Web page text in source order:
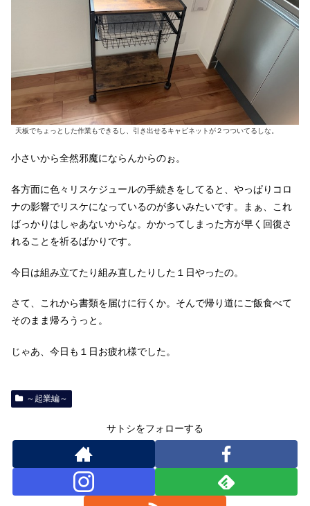
天板でちょっとした作業もできるし、引き出せるキャビネットが２つついてるしな。
小さいから全然邪魔にならんからのぉ。
各方面に色々リスケジュールの手続きをしてると、やっぱりコロ
ナの影響でリスケになっているのが多いみたいです。まぁ、これ
ばっかりはしゃあないからな。かかってしまった方が早く回復さ
れることを祈るばかりです。
今日は組み立てたり組み直したりした１日やったの。
さて、これから書類を届けに行くか。そんで帰り道にご飯食べて
そのまま帰ろうっと。
じゃあ、今日も１日お疲れ様でした。
～起業編～
サトシをフォローする